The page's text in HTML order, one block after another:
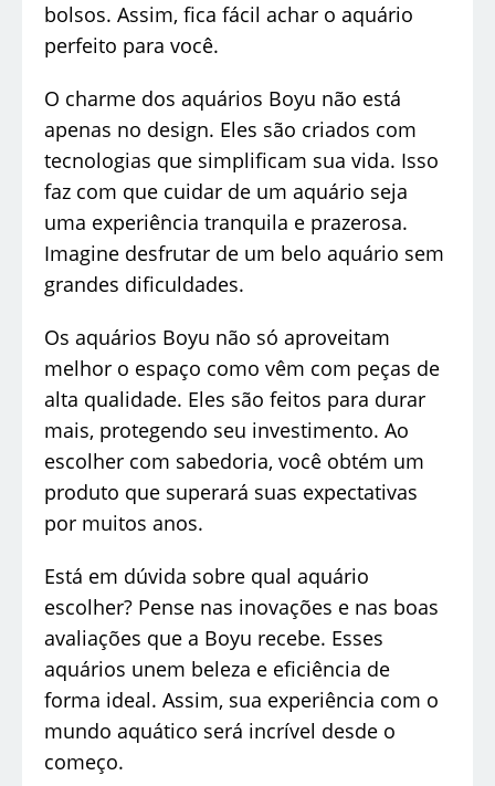
bolsos. Assim, fica fácil achar o aquário
perfeito para você.
O charme dos aquários Boyu não está
apenas no design. Eles são criados com
tecnologias que simplificam sua vida. Isso
faz com que cuidar de um aquário seja
uma experiência tranquila e prazerosa.
Imagine desfrutar de um belo aquário sem
grandes dificuldades.
Os aquários Boyu não só aproveitam
melhor o espaço como vêm com peças de
alta qualidade. Eles são feitos para durar
mais, protegendo seu investimento. Ao
escolher com sabedoria, você obtém um
produto que superará suas expectativas
por muitos anos.
Está em dúvida sobre qual aquário
escolher? Pense nas inovações e nas boas
avaliações que a Boyu recebe. Esses
aquários unem beleza e eficiência de
forma ideal. Assim, sua experiência com o
mundo aquático será incrível desde o
começo.